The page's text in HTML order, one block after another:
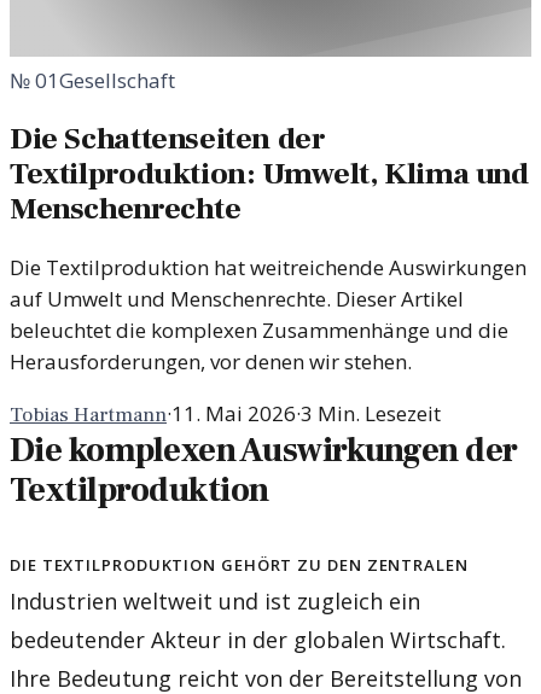
№01Gesellschaft
Die Schattenseiten der
Textilproduktion: Umwelt, Klima und
Menschenrechte
Die Textilproduktion hat weitreichende Auswirkungen
auf Umwelt und Menschenrechte. Dieser Artikel
beleuchtet die komplexen Zusammenhänge und die
Herausforderungen, vor denen wir stehen.
Tobias Hartmann·11. Mai 2026·3 Min. Lesezeit
Die komplexen Auswirkungen der
Textilproduktion
Die Textilproduktion gehört zu den zentralen
Industrien weltweit und ist zugleich ein
bedeutender Akteur in der globalen Wirtschaft.
Ihre Bedeutung reicht von der Bereitstellung von